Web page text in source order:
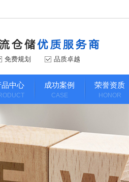
免费规划 品质卓越
品中心 成功案例
CASE
荣誉资质
HONOR